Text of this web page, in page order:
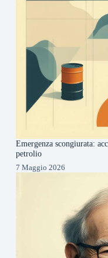
Emergenza scongiurata:
petrolio
7 Maggio 2026